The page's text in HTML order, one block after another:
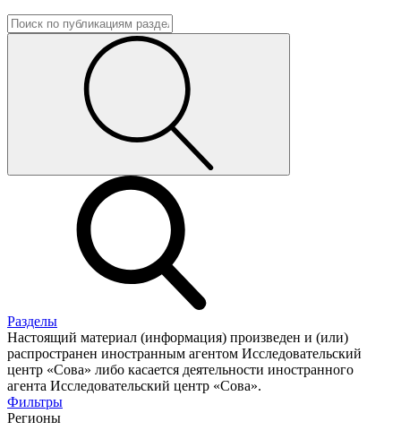
Разделы
Настоящий материал (информация) произведен и (или)
распространен иностранным агентом Исследовательский
центр «Сова» либо касается деятельности иностранного
агента Исследовательский центр «Сова».
Фильтры
Регионы